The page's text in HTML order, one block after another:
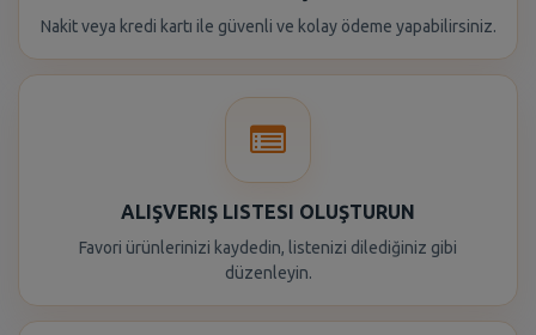
Nakit veya kredi kartı ile güvenli ve kolay ödeme yapabilirsiniz.
ALIŞVERIŞ LISTESI OLUŞTURUN
Favori ürünlerinizi kaydedin, listenizi dilediğiniz gibi
düzenleyin.